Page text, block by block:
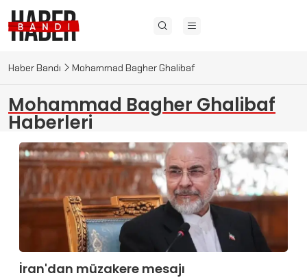
Haber Bandı Mohammad Bagher Ghalibaf
Mohammad Bagher Ghalibaf
Haberleri
İran'dan müzakere mesajı